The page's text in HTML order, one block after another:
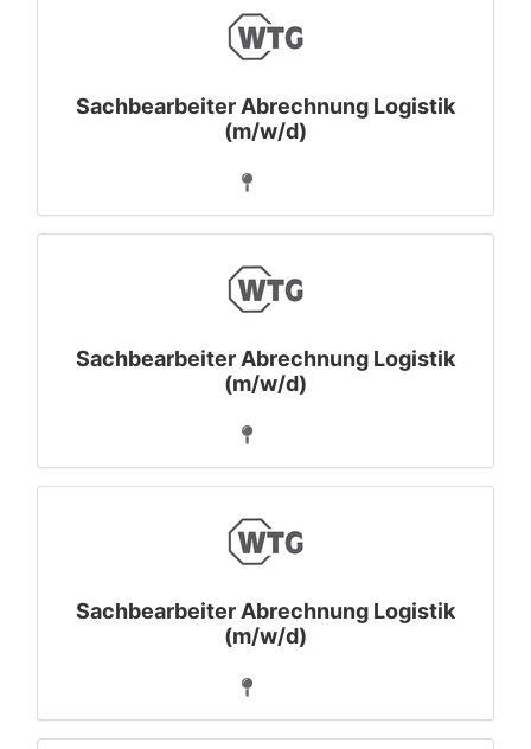
Sachbearbeiter Abrechnung Logistik
(m/w/d)
Sachbearbeiter Abrechnung Logistik
(m/w/d)
Sachbearbeiter Abrechnung Logistik
(m/w/d)